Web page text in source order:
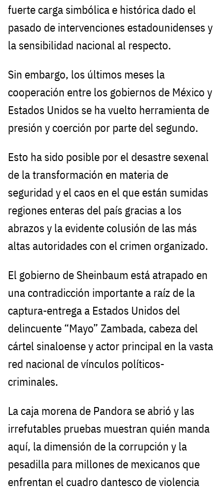
fuerte carga simbólica e histórica dado el
pasado de intervenciones estadounidenses y
la sensibilidad nacional al respecto.
Sin embargo, los últimos meses la
cooperación entre los gobiernos de México y
Estados Unidos se ha vuelto herramienta de
presión y coerción por parte del segundo.
Esto ha sido posible por el desastre sexenal
de la transformación en materia de
seguridad y el caos en el que están sumidas
regiones enteras del país gracias a los
abrazos y la evidente colusión de las más
altas autoridades con el crimen organizado.
El gobierno de Sheinbaum está atrapado en
una contradicción importante a raíz de la
captura-entrega a Estados Unidos del
delincuente “Mayo” Zambada, cabeza del
cártel sinaloense y actor principal en la vasta
red nacional de vínculos políticos-
criminales.
La caja morena de Pandora se abrió y las
irrefutables pruebas muestran quién manda
aquí, la dimensión de la corrupción y la
pesadilla para millones de mexicanos que
enfrentan el cuadro dantesco de violencia